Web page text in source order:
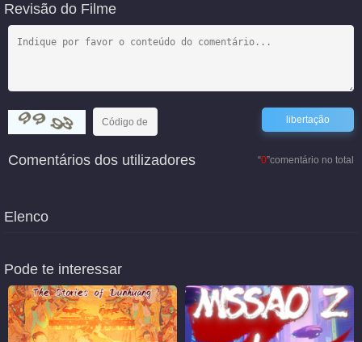
Revisão do Filme
“0”comentário no total
Comentários dos utilizadores
Elenco
Pode te interessar